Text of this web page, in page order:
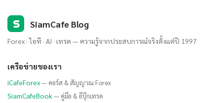
S SiamCafe Blog
Forex · ไอที · AI · เทรด — ความรู้จากประสบการณ์จริงตั้งแต่ปี 1997
เครือข่ายของเรา
iCafeForex— คอร์ส & สัญญาณ Forex
SiamCafeBook— คู่มือ & อีบุ๊กเทรด